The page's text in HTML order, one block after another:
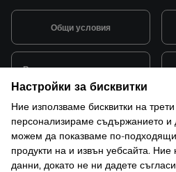
Общи условия
Видове и цена за транспорт
Система за лоялни клиенти
Рекламации и гаранция
Настройки за бисквитки
Ние използваме бисквитки на
персонализираме съдържанието и
можем да показваме по-
продукти на и извън уебсайта.
данни, докато не ни дадете